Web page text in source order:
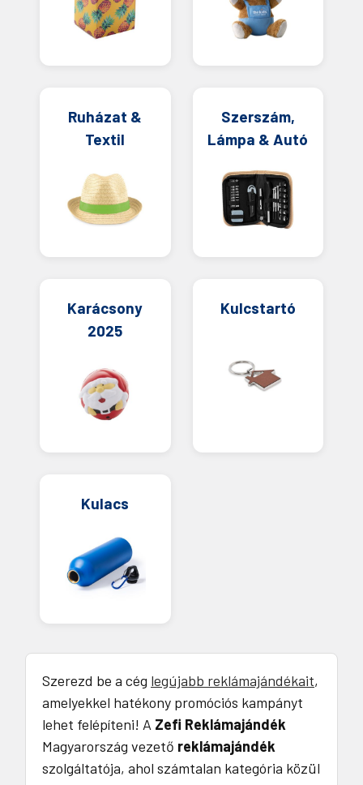
Ruházat &
Textil
Szerszám,
Lámpa & Autó
Karácsony
2025
Kulcstartó
Kulacs
Szerezd be a cég legújabb reklámajándékait,
amelyekkel hatékony promóciós kampányt
lehet felépíteni! A Zefi Reklámajándék
Magyarország vezető reklámajándék
szolgáltatója, ahol számtalan kategória közül